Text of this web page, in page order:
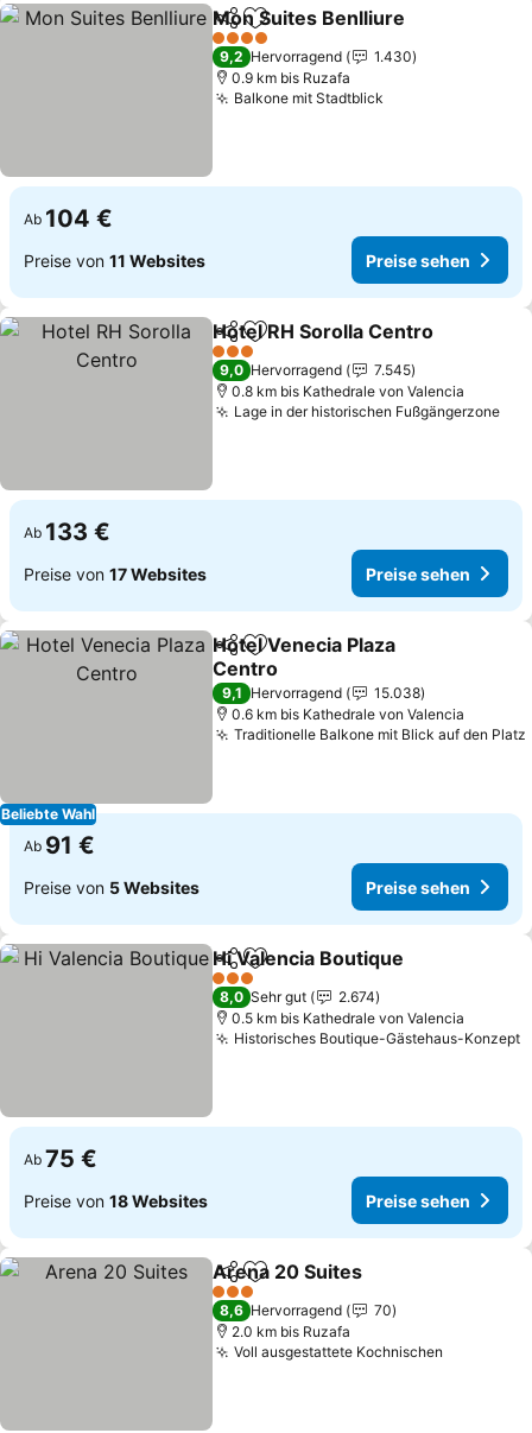
TeilenZu Favoriten hinzufügen
Mon Suites Benlliure
4 Sterne
9,2 Hervorragend
1.430
0.9 km bis Ruzafa
Balkone mit Stadtblick
Ab 104 €
Preise von 11 Websites Preise sehen
TeilenZu Favoriten hinzufügen
Hotel RH Sorolla Centro
3 Sterne
9,0 Hervorragend
7.545
0.8 km bis Kathedrale von Valencia
Lage in der historischen Fußgängerzone
Ab 133 €
Preise von 17 Websites Preise sehen
Beliebte Wahl
TeilenZu Favoriten hinzufügen
Hotel Venecia Plaza
Centro
Preise sehen
9,1 Hervorragend
15.038
0.6 km bis Kathedrale von Valencia
Traditionelle Balkone mit Blick auf den Platz
Ab 91 €
Preise von 5 Websites Preise sehen
TeilenZu Favoriten hinzufügen
Hi Valencia Boutique
3 Sterne
8,0 Sehr gut
2.674
0.5 km bis Kathedrale von Valencia
Historisches Boutique-Gästehaus-Konzept
Ab 75 €
Preise von 18 Websites Preise sehen
TeilenZu Favoriten hinzufügen
Arena 20 Suites
3 Sterne
8,6 Hervorragend
70
2.0 km bis Ruzafa
Voll ausgestattete Kochnischen